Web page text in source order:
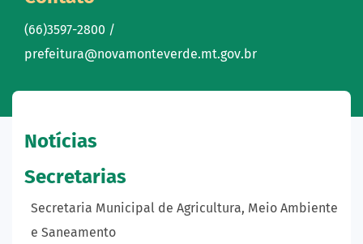
(66)3597-2800 /
prefeitura@novamonteverde.mt.gov.br
Notícias
Secretarias
Secretaria Municipal de Agricultura, Meio Ambiente
e Saneamento